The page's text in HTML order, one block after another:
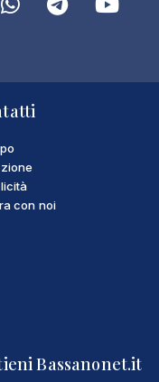
con noi
Bassanonet.it